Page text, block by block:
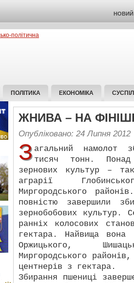
НОВИЙ
ПОЛІТИКА ЕКОНОМІКА
ЖНИВА – НА
Опубліковано: 24 Липня 2012
З агальний намолот
тисяч тонн.
зернових культур –
аграрії
Миргородського
повністю завершили
зернобобових культур.
ранніх колосових
гектара. Найвища вона
Оржицького,
Миргородського
центнерів з гектара.
Збирання пшениці